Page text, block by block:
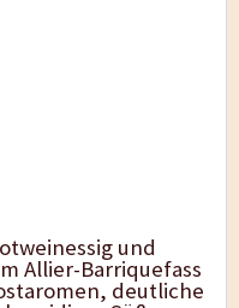
und
Allier-Barriquefass
deutliche